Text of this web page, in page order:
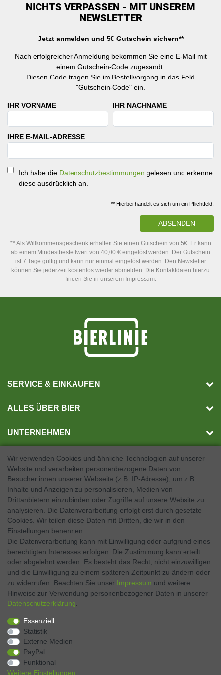
NICHTS VERPASSEN - MIT UNSEREM
NEWSLETTER
Jetzt anmelden und 5€ Gutschein sichern**
Nach erfolgreicher Anmeldung bekommen Sie eine E-Mail mit
einem Gutschein-Code zugesandt.
Diesen Code tragen Sie im Bestellvorgang in das Feld
"Gutschein-Code" ein.
IHR VORNAME IHR NACHNAME
IHRE E-MAIL-ADRESSE
Ich habe die Datenschutzbestimmungen gelesen und erkenne
diese ausdrücklich an.
** Hierbei handelt es sich um ein Pflichtfeld.
ABSENDEN
** Als Willkommensgeschenk erhalten Sie einen Gutschein von 5€. Er kann
ab einem Mindestbestellwert von 40,00 € eingelöst werden. Der Gutschein
ist 7 Tage gültig und kann nur einmal eingelöst werden. Den Newsletter
können Sie jederzeit kostenlos wieder abmelden. Die Kontaktdaten hierzu
finden Sie in unserem Impressum.
SERVICE & EINKAUFEN
ALLES ÜBER BIER
UNTERNEHMEN
SOCIAL MEDIA
Twitter
Instagram
VERTRAG WIDERRUFEN Kontakt
Zahlen Sie bequem per
Wir verwenden Cookies und ähnliche Technologien auf unserer
Website und verarbeiten personenbezogene Daten von
Besucher:innen unserer Webseite (z.B. IP-Adresse), um z.B.
Inhalte und Anzeigen zu personalisieren, Medien von
Drittanbietern einzubinden oder Zugriffe auf unsere Website zu
analysieren. Die Datenverarbeitung erfolgt erst durch gesetzte
Cookies. Wir teilen diese Daten mit Dritten, die wir in den
Einstellungen benennen.
Die Datenverarbeitung kann mit Einwilligung oder aufgrund eines
berechtigten Interesses erfolgen. Die Zustimmung kann erteilt
oder abgelehnt werden. Es besteht das Recht, nicht einzuwilligen
und die Einwilligung zu einem späteren Zeitpunkt zu ändern oder
zu widerrufen. Beachten Sie unser Impressum und weitere
Hinweise zur Verwendung personenbezogener Daten in unserer
Daten­schutz­erklärung
Essenziell
Statistik
Externe Medien
PayPal
Funktional
Weitere Einstellungen